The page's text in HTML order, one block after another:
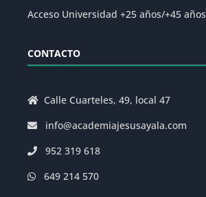
Acceso Universidad +25 años/+45 años
CONTACTO
Calle Cuarteles, 49, local 47
info@academiajesusayala.com
952 319 618
649 214 570